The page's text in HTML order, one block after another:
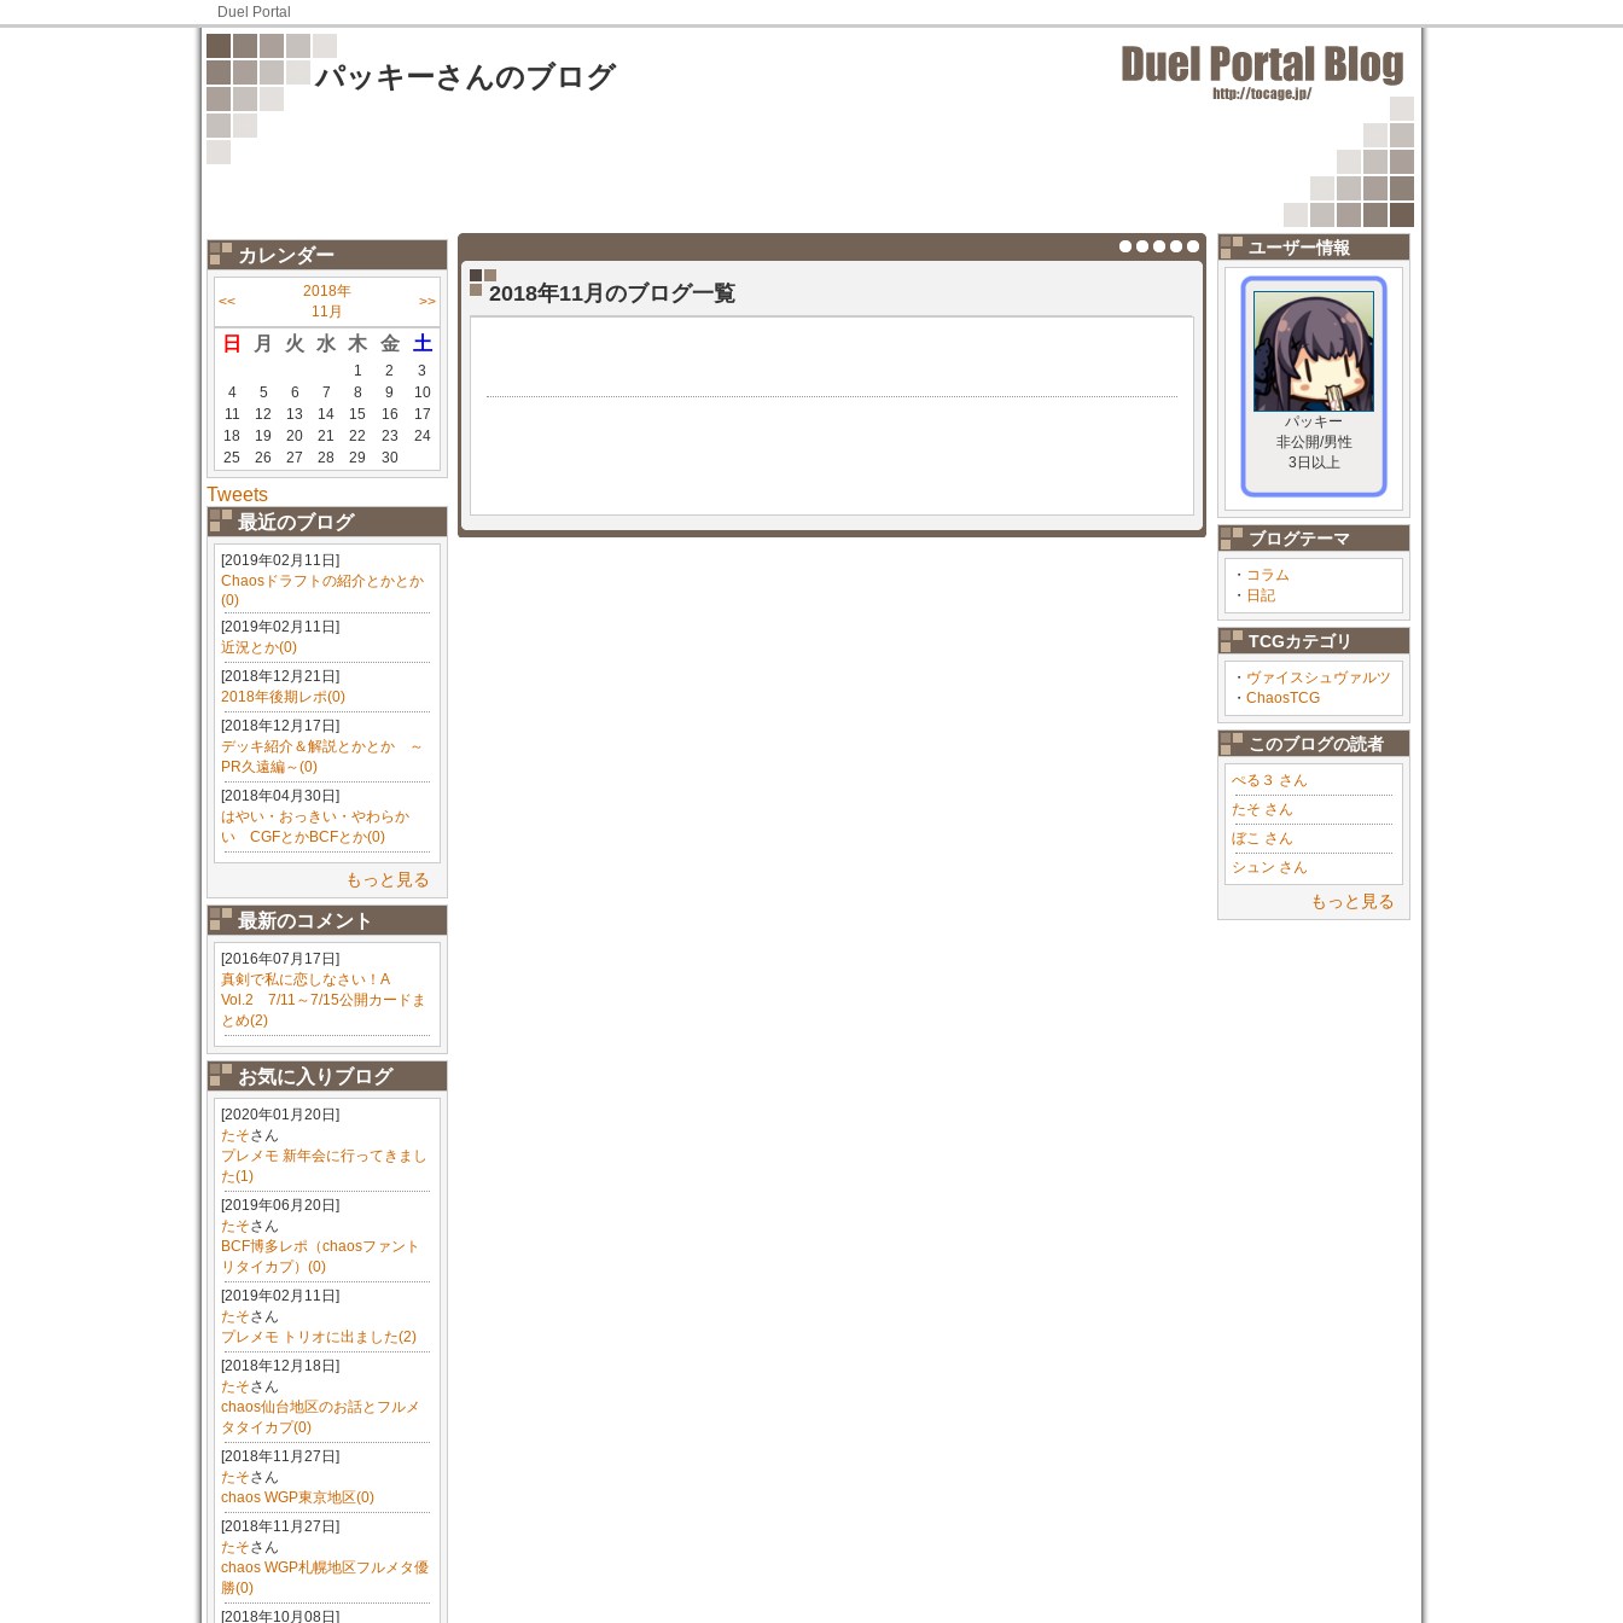
Duel Portal
パッキーさんのブログ
カレンダー
<<
2018年
11月
>>
日 月 火 水 木 金 土
1 2
3
4
5 6 7 8 9
10
11
12 13 14 15 16
17
18
19 20 21 22 23
24
25
26 27 28 29 30
Tweets
最近のブログ
[2019年02月11日]
Chaosドラフトの紹介とかとか
(0)
[2019年02月11日]
近況とか(0)
[2018年12月21日]
2018年後期レポ(0)
[2018年12月17日]
デッキ紹介＆解説とかとか ～
PR久遠編～(0)
[2018年04月30日]
はやい・おっきい・やわらか
い CGFとかBCFとか(0)
もっと見る
最新のコメント
[2016年07月17日]
真剣で私に恋しなさい！A
Vol.2 7/11～7/15公開カードま
とめ(2)
お気に入りブログ
[2020年01月20日]
たそさん
プレメモ 新年会に行ってきまし
た(1)
[2019年06月20日]
たそさん
BCF博多レポ（chaosファント
リタイカプ）(0)
[2019年02月11日]
たそさん
プレメモ トリオに出ました(2)
[2018年12月18日]
たそさん
chaos仙台地区のお話とフルメ
タタイカプ(0)
[2018年11月27日]
たそさん
chaos WGP東京地区(0)
[2018年11月27日]
たそさん
chaos WGP札幌地区フルメタ優
勝(0)
[2018年10月08日]
ユーザー情報
パッキー
非公開/男性
3日以上
ブログテーマ
・ コラム
・ 日記
TCGカテゴリ
・ ヴァイスシュヴァルツ
・ ChaosTCG
このブログの読者
ぺる３ さん
たそ さん
ぼこ さん
シュン さん
もっと見る
2018年11月のブログ一覧